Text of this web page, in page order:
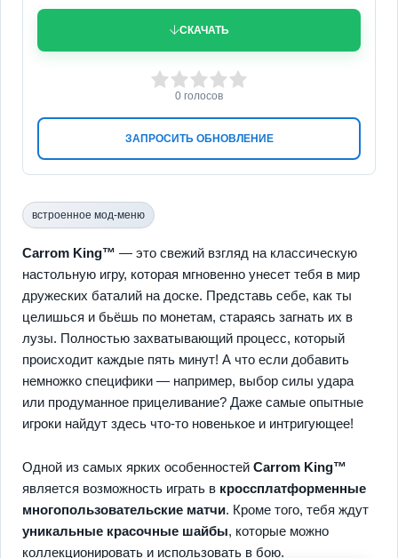
СКАЧАТЬ
ЗАПРОСИТЬ ОБНОВЛЕНИЕ
3 4 5
0 голосов
встроенное мод-меню
Carrom King™ — это свежий взгляд на классическую
настольную игру, которая мгновенно унесет тебя в мир
дружеских баталий на доске. Представь себе, как ты
целишься и бьёшь по монетам, стараясь загнать их в
лузы. Полностью захватывающий процесс, который
происходит каждые пять минут! А что если добавить
немножко специфики — например, выбор силы удара
или продуманное прицеливание? Даже самые опытные
игроки найдут здесь что-то новенькое и интригующее!
Одной из самых ярких особенностей Carrom King™
является возможность играть в кроссплатформенные
многопользовательские матчи. Кроме того, тебя ждут
уникальные красочные шайбы, которые можно
коллекционировать и использовать в бою.